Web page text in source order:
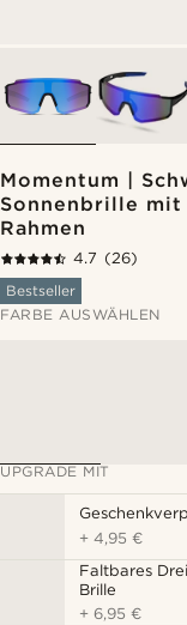
Momentum |
Sonnenbrille mit
Rahmen
4.7 (26)
Bestseller
FARBE AUSWÄHLEN
UPGRADE MIT
+4,95 €
Faltbares
Brille
+6,95 €